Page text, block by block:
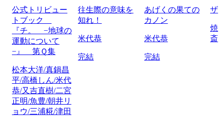
公式トリビュー
トブック
『チ。 −地球の
運動について
−』 第Ｑ集
松本大洋/真鍋昌
平/高橋しん/米代
恭/又吉直樹/二宮
正明/魚豊/朝井リ
ョウ/三浦糀/津田
往生際の意味を
知れ！
米代恭
完結
あげくの果ての
カノン
米代恭
完結
ザ
焼
斎